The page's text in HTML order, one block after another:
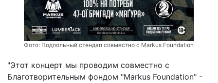
Фото: Подпольный стендап совместно с Markus Foundation
"Этот концерт мы проводим совместно с
Благотворительным фондом "Markus Foundation" -